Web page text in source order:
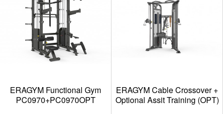
ERAGYM Functional Gym
PC0970+PC0970OPT
ERAGYM Cable Crossover +
Optional Assit Training (OPT)